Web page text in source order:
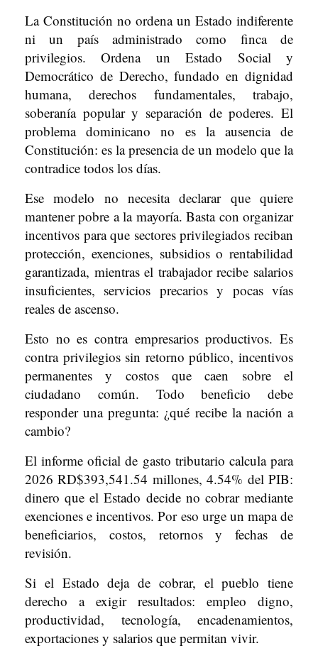
La Constitución no ordena un Estado indiferente
ni un país administrado como finca de
privilegios. Ordena un Estado Social y
Democrático de Derecho, fundado en dignidad
humana, derechos fundamentales, trabajo,
soberanía popular y separación de poderes. El
problema dominicano no es la ausencia de
Constitución: es la presencia de un modelo que la
contradice todos los días.
Ese modelo no necesita declarar que quiere
mantener pobre a la mayoría. Basta con organizar
incentivos para que sectores privilegiados reciban
protección, exenciones, subsidios o rentabilidad
garantizada, mientras el trabajador recibe salarios
insuficientes, servicios precarios y pocas vías
reales de ascenso.
Esto no es contra empresarios productivos. Es
contra privilegios sin retorno público, incentivos
permanentes y costos que caen sobre el
ciudadano común. Todo beneficio debe
responder una pregunta: ¿qué recibe la nación a
cambio?
El informe oficial de gasto tributario calcula para
2026 RD$393,541.54 millones, 4.54% del PIB:
dinero que el Estado decide no cobrar mediante
exenciones e incentivos. Por eso urge un mapa de
beneficiarios, costos, retornos y fechas de
revisión.
Si el Estado deja de cobrar, el pueblo tiene
derecho a exigir resultados: empleo digno,
productividad, tecnología, encadenamientos,
exportaciones y salarios que permitan vivir.